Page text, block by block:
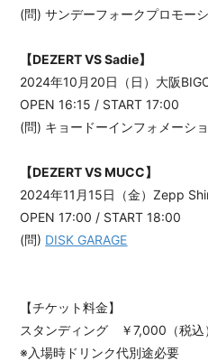
(問) サンデーフォークプロモー
【DEZERT VS Sadie】
2024年10月20日（日）大阪
OPEN 16:15 / START 17:00
(問) キョードーインフォメーシ
【DEZERT VS MUCC】
2024年11月15日（金）Zepp
OPEN 17:00 / START 18:00
(問) DISK GARAGE
【チケット料金】
スタンディング ￥7,000（税込
※入場時ドリンク代別途必要